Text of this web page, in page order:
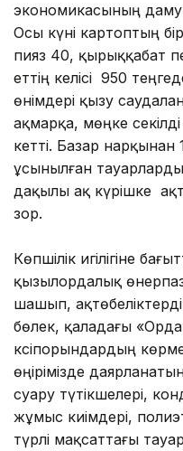
экономикасының
Осы күні картоптың бір
пияз 40, қырыққабат
еттің келісі 950
өнімдері қызу
ақмарқа, мөңке
кетті. Базар
ұсынылған
дақылы ақ күрішке
зор.
Көпшілік игілігіне
қызылордалық
шашып,
бөлек, қаладағы
кәсіпорындардың
өңірімізде
суару түтікшелері,
жұмыс киімдері,
түрлі мақсаттағы